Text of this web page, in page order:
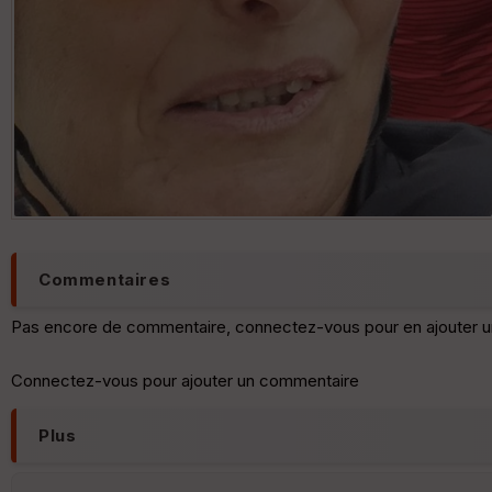
Commentaires
Pas encore de commentaire, connectez-vous pour en ajouter
Connectez-vous pour ajouter un commentaire
Plus